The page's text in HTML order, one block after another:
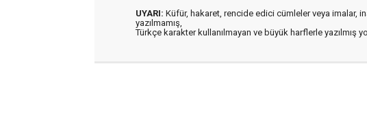
UYARI: Küfür, hakaret, rencide edici cümleler veya imalar,
yazılmamış,
Türkçe karakter kullanılmayan ve büyük harflerle yazılmış